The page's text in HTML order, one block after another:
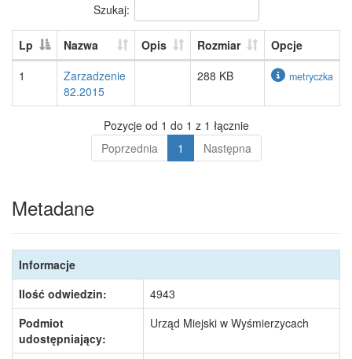
Szukaj:
Lp Nazwa Opis Rozmiar
Opcje
1
Zarzadzenie
82.2015
288 KB metryczka
Pozycje od 1 do 1 z 1 łącznie
Poprzednia
1 Następna
Metadane
Informacje
Ilość odwiedzin:
4943
Podmiot
udostępniający:
Urząd Miejski w Wyśmierzycach